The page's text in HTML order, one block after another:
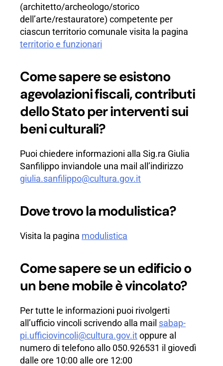
(architetto/archeologo/storico
dell’arte/restauratore) competente per
ciascun territorio comunale visita la pagina
territorio e funzionari
Come sapere se esistono
agevolazioni fiscali, contributi
dello Stato per interventi sui
beni culturali?
Puoi chiedere informazioni alla Sig.ra Giulia
Sanfilippo inviandole una mail all’indirizzo
giulia.sanfilippo@cultura.gov.it
Dove trovo la modulistica?
Visita la pagina modulistica
Come sapere se un edificio o
un bene mobile è vincolato?
Per tutte le informazioni puoi rivolgerti
all’ufficio vincoli scrivendo alla mail sabap-
pi.ufficiovincoli@cultura.gov.itoppure al
numero di telefono allo 050.926531 il giovedì
dalle ore 10:00 alle ore 12:00